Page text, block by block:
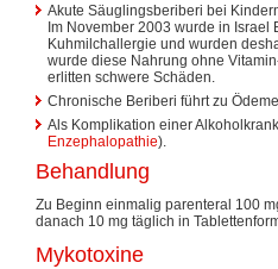
Akute Säuglingsberiberi bei
Im November 2003 wurde in
Kuhmilchallergie und wurden
wurde diese Nahrung ohne
erlitten schwere Schäden.
Chronische Beriberi führt zu
Als Komplikation einer
Enzephalopathie).
Behandlung
Zu Beginn einmalig parenteral 100
danach 10 mg täglich in
Mykotoxine